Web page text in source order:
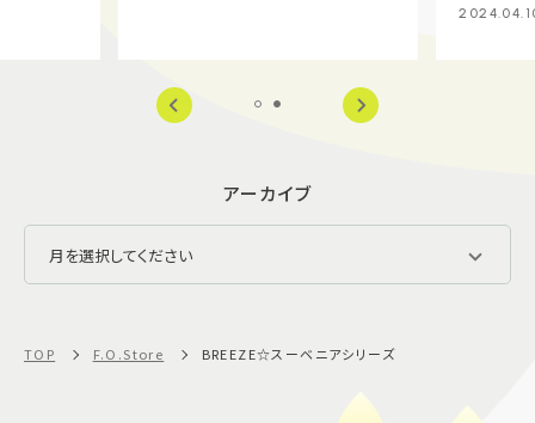
アーカイブ
TOP F.O.Store BREEZE☆スーベニアシリーズ